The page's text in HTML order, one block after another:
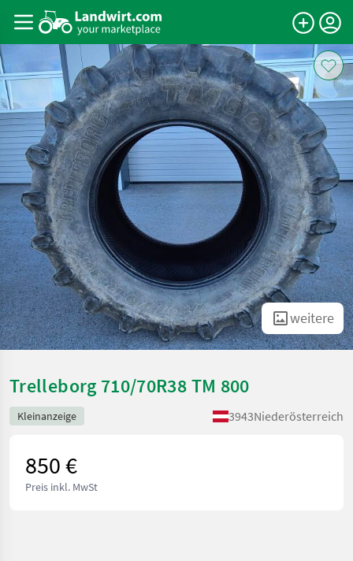
weitere
Trelleborg 710/70R38 TM 800
Kleinanzeige 3943Niederösterreich
850 €
Preis inkl. MwSt